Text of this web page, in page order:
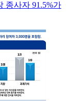
종사자 91.5%가